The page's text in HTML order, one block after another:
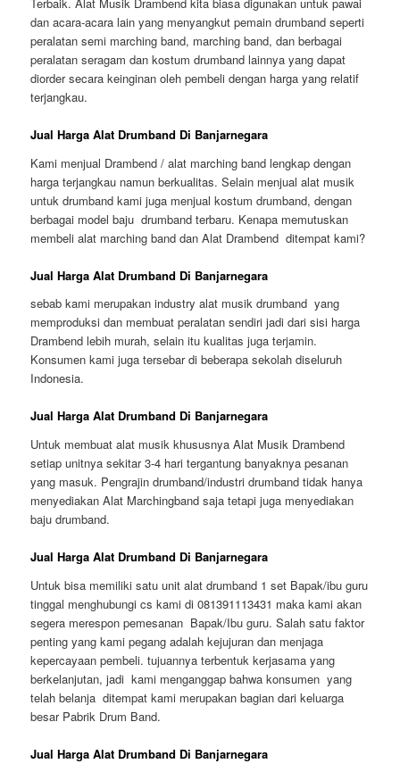
dan acara-acara lain yang menyangkut pemain drumband seperti
peralatan semi marching band, marching band, dan berbagai
peralatan seragam dan kostum drumband lainnya yang dapat
diorder secara keinginan oleh pembeli dengan harga yang relatif
terjangkau.
Jual Harga Alat Drumband Di Banjarnegara
Kami menjual Drambend / alat marching band lengkap dengan
harga terjangkau namun berkualitas. Selain menjual alat musik
untuk drumband kami juga menjual kostum drumband, dengan
berbagai model baju drumband terbaru. Kenapa memutuskan
membeli alat marching band dan Alat Drambend ditempat kami?
Jual Harga Alat Drumband Di Banjarnegara
sebab kami merupakan industry alat musik drumband yang
memproduksi dan membuat peralatan sendiri jadi dari sisi harga
Drambend lebih murah, selain itu kualitas juga terjamin.
Konsumen kami juga tersebar di beberapa sekolah diseluruh
Indonesia.
Jual Harga Alat Drumband Di Banjarnegara
Untuk membuat alat musik khususnya Alat Musik Drambend
setiap unitnya sekitar 3-4 hari tergantung banyaknya pesanan
yang masuk. Pengrajin drumband/industri drumband tidak hanya
menyediakan Alat Marchingband saja tetapi juga menyediakan
baju drumband.
Jual Harga Alat Drumband Di Banjarnegara
Untuk bisa memiliki satu unit alat drumband 1 set Bapak/ibu guru
tinggal menghubungi cs kami di 081391113431 maka kami akan
segera merespon pemesanan Bapak/Ibu guru. Salah satu faktor
penting yang kami pegang adalah kejujuran dan menjaga
kepercayaan pembeli. tujuannya terbentuk kerjasama yang
berkelanjutan, jadi kami menganggap bahwa konsumen yang
telah belanja ditempat kami merupakan bagian dari keluarga
besar Pabrik Drum Band.
Jual Harga Alat Drumband Di Banjarnegara